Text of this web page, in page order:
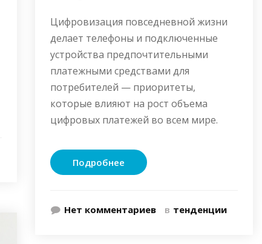
Цифровизация повседневной жизни
делает телефоны и подключенные
устройства предпочтительными
платежными средствами для
потребителей — приоритеты,
которые влияют на рост объема
цифровых платежей во всем мире.
Подробнее
Нет комментариев в тенденции